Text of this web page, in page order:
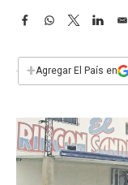
F
e
b
k
W
s
p
T
w
t
L
n
E
i
l
+Agregar El País en